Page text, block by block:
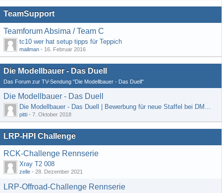
TeamSupport
Teamforum Absima / Team C
tc10 wer hat setup tipps für Teppich
mailman - 16. Februar 2016
Die Modellbauer - Das Duell
Das Forum zur TV-Sendung "Die Modellbauer - Das Duell"
Die Modellbauer - Das Duell
Die Modellbauer - Das Duell | Bewerbung für neue Staffel bei DMAX *Werbung*
pitti - 7. Oktober 2018
LRP-HPI Challenge
RCK-Challenge Rennserie
Xray T2 008
zelle - 28. Dezember 2021
LRP-Offroad-Challenge Rennserie